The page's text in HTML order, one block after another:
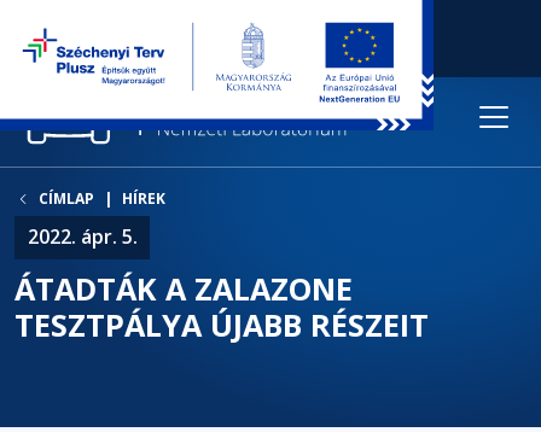
CÍMLAP HÍREK
2022. ápr. 5.
ÁTADTÁK A ZALAZONE
TESZTPÁLYA ÚJABB RÉSZEIT